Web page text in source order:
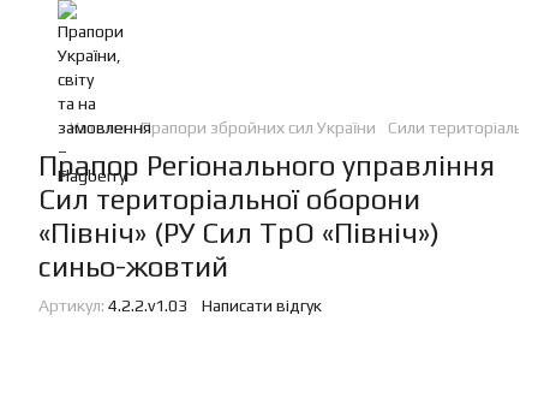
Каталог Прапори збройних сил України Сили
Прапор Регіонального управління
Сил територіальної оборони
«Північ» (РУ Сил ТрО «Північ»)
синьо-жовтий
Артикул: 4.2.2.v1.03 Написати відгук